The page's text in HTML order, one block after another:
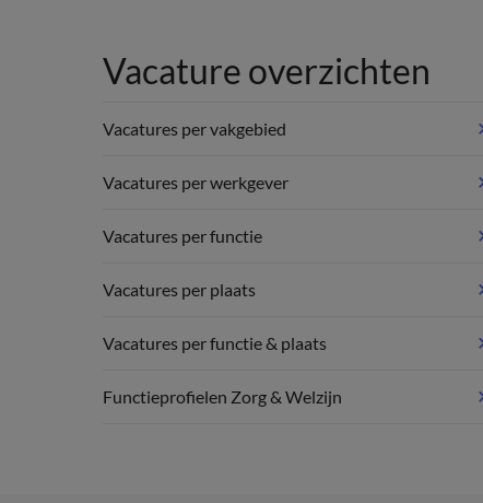
Vacature overzichten
Vacatures per vakgebied
Vacatures per werkgever
Vacatures per functie
Vacatures per plaats
Vacatures per functie & plaats
Functieprofielen Zorg & Welzijn